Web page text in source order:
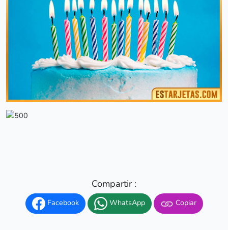
Compartir :
Facebook WhatsApp Copiar